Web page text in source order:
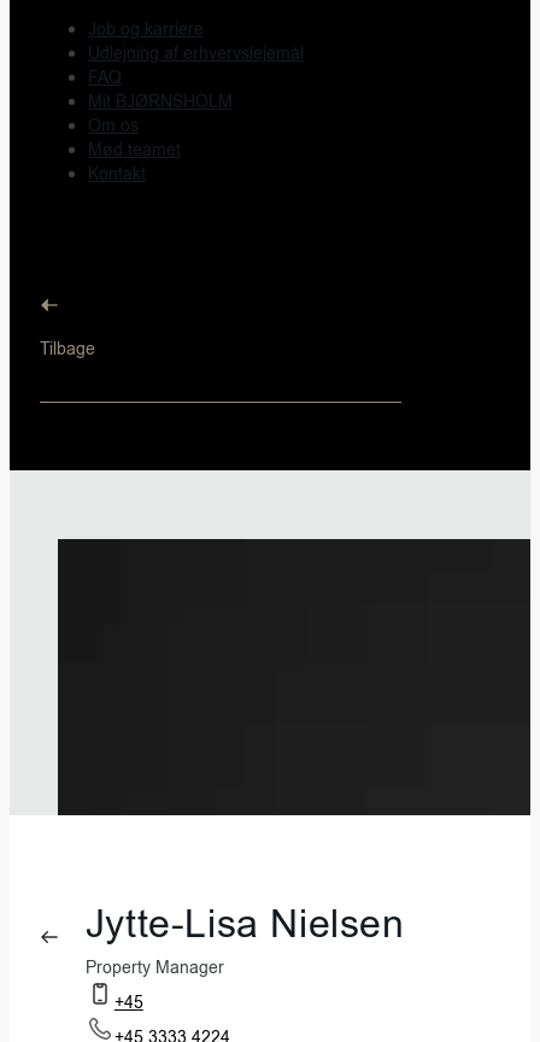
Job og karriere
Udlejning af erhvervslejemål
FAQ
Mit BJØRNSHOLM
Om os
Mød teamet
Kontakt
Tilbage
Jytte-Lisa Nielsen
Property Manager
+45
+45 3333 4224